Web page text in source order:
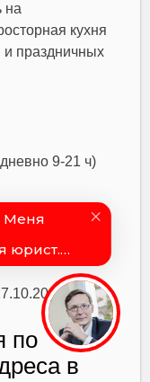
на
кухня
и праздничных
9-21 ч)
по
в